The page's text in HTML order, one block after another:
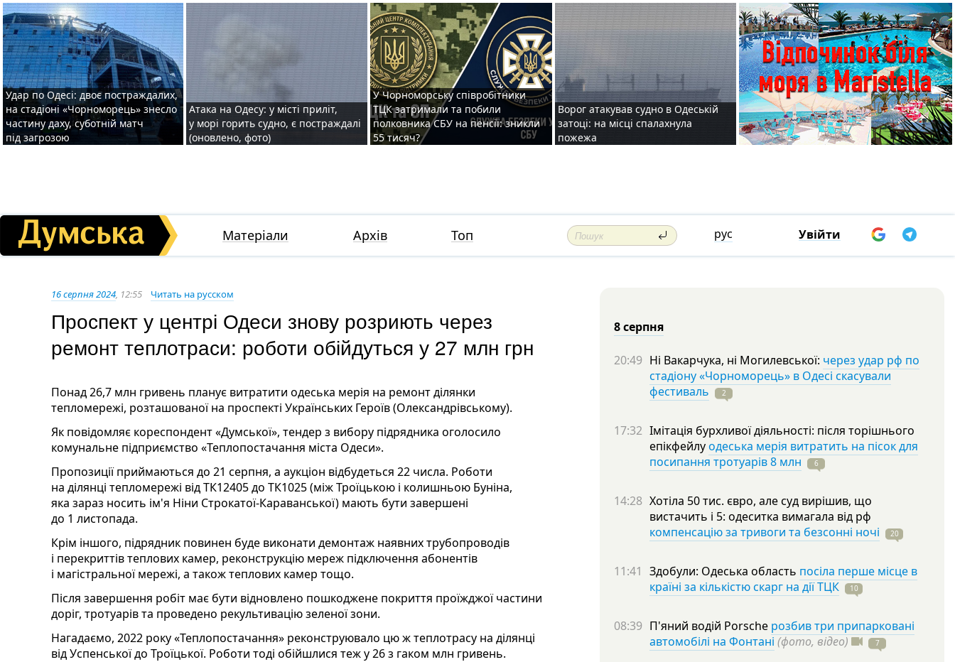
Удар по Одесі: двоє постраждалих,
на стадіоні «Чорноморець» знесло
частину даху, суботній матч
під загрозою
Атака на Одесу: у місті приліт,
у морі горить судно, є постраждалі
(оновлено, фото)
У Чорноморську співробітники
ТЦК затримали та побили
полковника СБУ на пенсії: зникли
55 тисяч?
Ворог атакував судно в Одеській
затоці: на місці спалахнула
пожежа
Матеріали Архів Топ рус Увійти
16 серпня 2024, 12:55 Читать на русском
Проспект у центрі Одеси знову розриють через
ремонт теплотраси: роботи обійдуться у 27 млн грн
Понад 26,7 млн гривень планує витратити одеська мерія на ремонт ділянки
тепломережі, розташованої на проспекті Українських Героїв (Олександрівському).
Як повідомляє кореспондент «Думської», тендер з вибору підрядника оголосило
комунальне підприємство «Теплопостачання міста Одеси».
Пропозиції приймаються до 21 серпня, а аукціон відбудеться 22 числа. Роботи
на ділянці тепломережі від ТК12405 до ТК1025 (між Троїцькою і колишньою Буніна,
яка зараз носить ім'я Ніни Строкатої-Караванської) мають бути завершені
до 1 листопада.
Крім іншого, підрядник повинен буде виконати демонтаж наявних трубопроводів
і перекриттів теплових камер, реконструкцію мереж підключення абонентів
і магістральної мережі, а також теплових камер тощо.
Після завершення робіт має бути відновлено пошкоджене покриття проїжджої частини
доріг, тротуарів та проведено рекультивацію зеленої зони.
Нагадаємо, 2022 року «Теплопостачання» реконструювало цю ж теплотрасу на ділянці
від Успенської до Троїцької. Роботи тоді обійшлися теж у 26 з гаком млн гривень.
8 серпня
20:49 Ні Вакарчука, ні Могилевської: через удар рф по
стадіону «Чорноморець» в Одесі скасували
фестиваль
2
17:32 Імітація бурхливої діяльності: після торішнього
епікфейлуодеська мерія витратить на пісок для
посипання тротуарів 8 млн
6
14:28 Хотіла 50 тис. євро, але суд вирішив, що
вистачить і 5: одеситка вимагала від рф
компенсацію за тривоги та безсонні ночі
20
11:41 Здобули: Одеська область посіла перше місце в
країні за кількістю скарг на дії ТЦК
10
08:39 П'яний водій Porsche розбив три припарковані
автомобілі на Фонтані (фото, відео) 7